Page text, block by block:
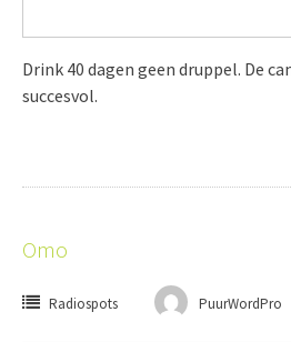
Drink 40 dagen geen druppel. De
succesvol.
Omo
Radiospots PuurWordPro